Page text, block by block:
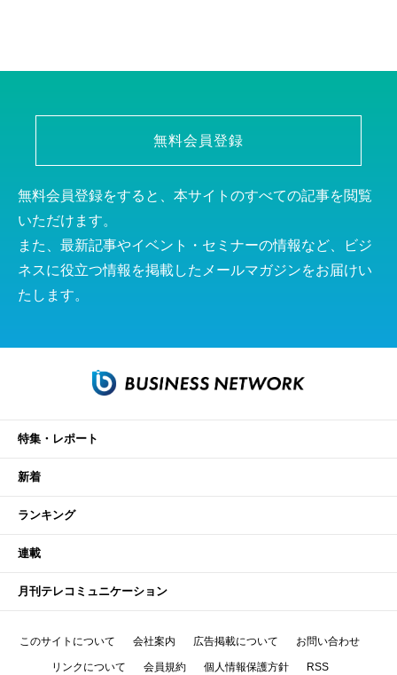
無料会員登録
無料会員登録をすると、本サイトのすべての記事を閲覧
いただけます。
また、最新記事やイベント・セミナーの情報など、ビジ
ネスに役立つ情報を掲載したメールマガジンをお届けい
たします。
特集・レポート
新着
ランキング
連載
月刊テレコミュニケーション
このサイトについて 会社案内 広告掲載について お問い合わせ
リンクについて 会員規約 個人情報保護方針 RSS